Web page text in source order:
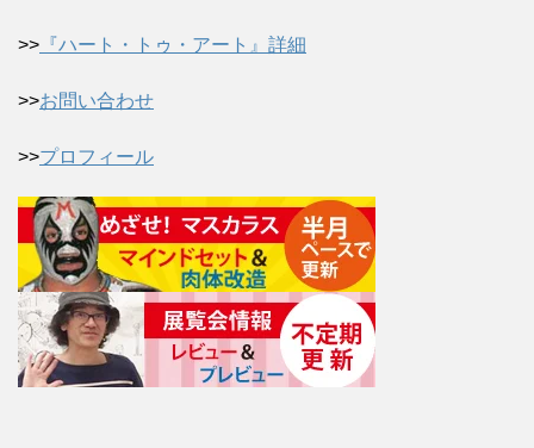
>> 『ハート・トゥ・アート』詳細
>>お問い合わせ
>>プロフィール